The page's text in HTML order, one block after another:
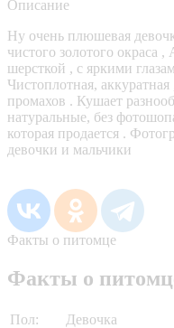
Описание
Ну очень плюшевая
чистого золотого окраса
шерсткой , с яркими
Чистоплотная,
промахов . Кушает
натуральные, без
которая продается .
девочки и мальчики
Факты о питомце
Факты о
Пол:
Девочка